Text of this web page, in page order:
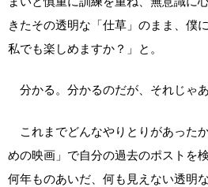
きたその透明な「仕草」のまま、僕
私でも楽しめますか？」と。
分かる。分かるのだが、それじゃ
これまでどんなやりとりがあった
めの映画」で自分の過去のポストを
何年ものあいだ、何も見えない透明